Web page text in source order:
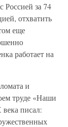
Россией за 74
отхватить
еще
работает на
и
труде «Наши
писал: